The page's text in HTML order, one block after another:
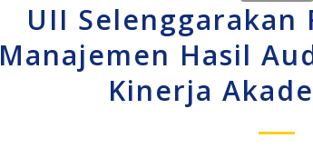
UII Selenggarakan
Manajemen Hasil
Kinerja